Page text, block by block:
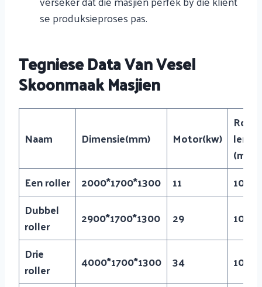
se produksieproses pas.
Tegniese Data Van Vesel
Skoonmaak Masjien
Naam Dimensie(mm) Motor(kw)
Rol se
(mm)
Eenroller 2000*1700*1300 11
1000
Dubbel
roller
2900*1700*1300 29
1000
Drie
roller
4000*1700*1300 34
1000